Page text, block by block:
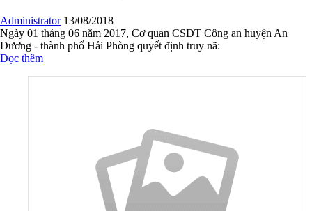
Administrator 13/08/2018
Ngày 01 tháng 06 năm 2017, Cơ quan CSĐT Công an huyện An
Dương - thành phố Hải Phòng quyết định truy nã:
Đọc thêm